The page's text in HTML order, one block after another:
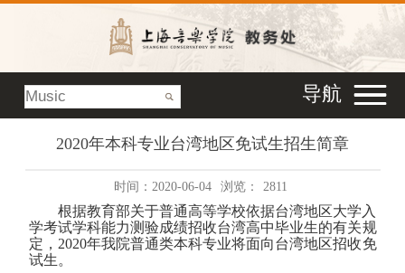
导航
2020年本科专业台湾地区免试生招生简章
时间：2020-06-04 浏览： 2811
根据教育部关于普通高等学校依据台湾地区大学入
学考试学科能力测验成绩招收台湾高中毕业生的有关规
定， 2020年我院普通类本科专业将面向台湾地区招收免
试生。